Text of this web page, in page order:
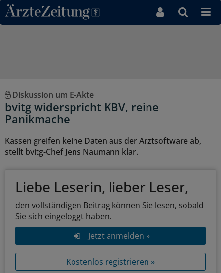
Direkt zum Inhaltsbereich
Diskussion um E-Akte
bvitg widerspricht KBV, reine
Panikmache
Kassen greifen keine Daten aus der Arztsoftware ab,
stellt bvitg-Chef Jens Naumann klar.
Liebe Leserin, lieber Leser,
den vollständigen Beitrag können Sie lesen, sobald
Sie sich eingeloggt haben.
Jetzt anmelden »
Kostenlos registrieren »